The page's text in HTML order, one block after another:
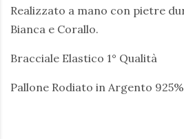
Realizzato a mano con pietre
Bianca e Corallo.
Bracciale Elastico 1° Qualità
Pallone Rodiato in Argento